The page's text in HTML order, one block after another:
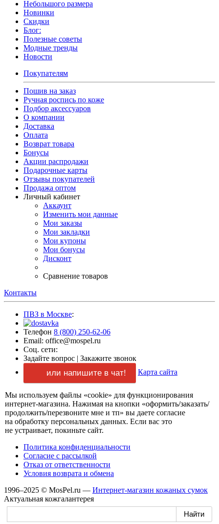
Небольшого размера
Новинки
Скидки
Блог:
Полезные советы
Модные тренды
Новости
Покупателям
Пошив на заказ
Ручная роспись по коже
Подбор аксессуаров
О компании
Доставка
Оплата
Возврат товара
Бонусы
Акции распродажи
Подарочные карты
Отзывы покупателей
Продажа оптом
Личный кабинет
Аккаунт
Изменить мои данные
Мои заказы
Мои закладки
Мои купоны
Мои бонусы
Дисконт
Сравнение товаров
Контакты
ПВЗ в Москве:
Телефон 8 (800) 250-62-06
Email: office@mospel.ru
Соц. сети:
Задайте вопрос | Закажите звонок
или напишите в чат! Карта сайта
Мы используем файлы «cookie» для функционирования
интернет-магазина. Нажимая на кнопки «оформить/заказать/
продолжить/перезвоните мне и тп» вы даете согласие
на обработку персональных данных. Если вас это
не устраивает, покиньте сайт.
Политика конфиденциальности
Согласие с рассылкой
Отказ от ответственности
Условия возврата и обмена
1996–2025 © MosPel.ru — Интернет-магазин кожаных сумок
Актуальная кожгалантерея